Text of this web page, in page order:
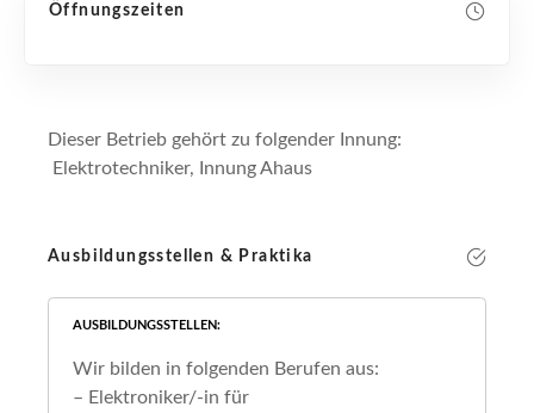
Öffnungszeiten
Dieser Betrieb gehört zu folgender Innung:
Elektrotechniker, Innung Ahaus
Ausbildungsstellen & Praktika
AUSBILDUNGSSTELLEN
Wir bilden in folgenden Berufen aus:
– Elektroniker/-in für